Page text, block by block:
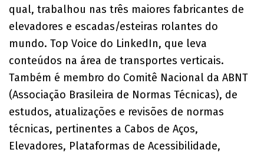
qual, trabalhou nas três maiores fabricantes de
elevadores e escadas/esteiras rolantes do
mundo. Top Voice do LinkedIn, que leva
conteúdos na área de transportes verticais.
Também é membro do Comitê Nacional da ABNT
(Associação Brasileira de Normas Técnicas), de
estudos, atualizações e revisões de normas
técnicas, pertinentes a Cabos de Aços,
Elevadores, Plataformas de Acessibilidade,